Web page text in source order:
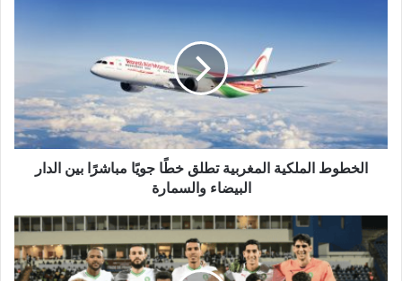
بين
الدار
البيضاءالخطوط الملكية المغربية تطلق خطًا جويًا مباشرًا بين الدار
البيضاء والسمارة
ضد
موزمبيق: